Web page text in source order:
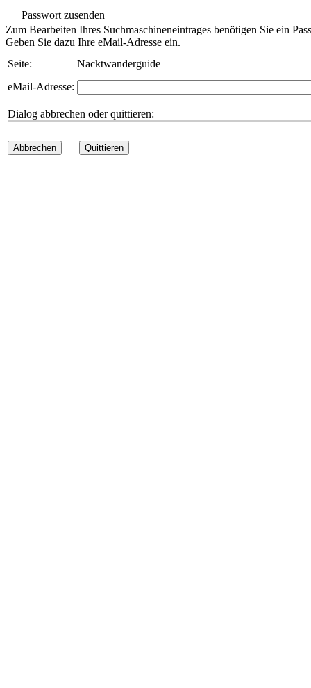
Passwort zusenden
Zum Bearbeiten Ihres Suchmaschineneintrages benötigen Sie ein
Geben Sie dazu Ihre eMail-Adresse ein.
Seite:
Nacktwanderguide
eMail-Adresse:
Dialog abbrechen oder quittieren:
Abbrechen Quittieren